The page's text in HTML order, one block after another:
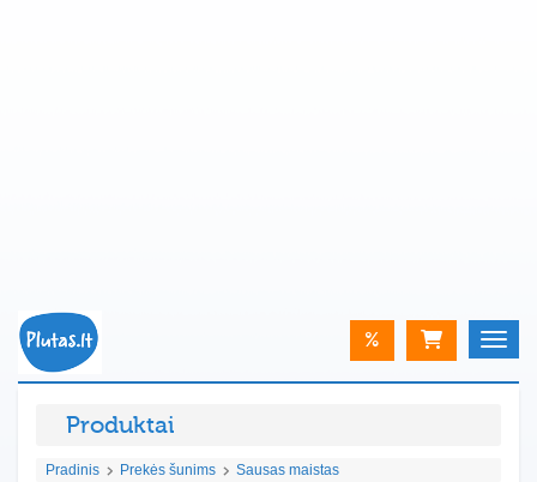
%
Produktai
Pradinis Prekės šunims Sausas maistas